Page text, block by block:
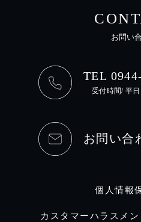
お問い
TEL
受付時間/ 平日
お問い合
個人情報
カスタマーハラスメ